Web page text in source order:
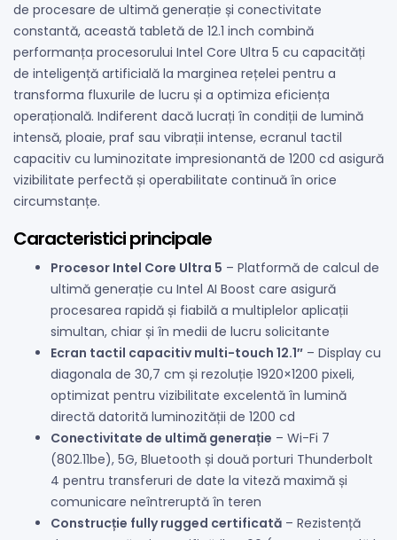
de procesare de ultimă generație și conectivitate
constantă, această tabletă de 12.1 inch combină
performanța procesorului Intel Core Ultra 5 cu capacități
de inteligență artificială la marginea rețelei pentru a
transforma fluxurile de lucru și a optimiza eficiența
operațională. Indiferent dacă lucrați în condiții de lumină
intensă, ploaie, praf sau vibrații intense, ecranul tactil
capacitiv cu luminozitate impresionantă de 1200 cd asigură
vizibilitate perfectă și operabilitate continuă în orice
circumstanțe.
Caracteristici principale
Procesor Intel Core Ultra 5 – Platformă de calcul de
ultimă generație cu Intel AI Boost care asigură
procesarea rapidă și fiabilă a multiplelor aplicații
simultan, chiar și în medii de lucru solicitante
Ecran tactil capacitiv multi-touch 12.1″ – Display cu
diagonala de 30,7 cm și rezoluție 1920×1200 pixeli,
optimizat pentru vizibilitate excelentă în lumină
directă datorită luminozității de 1200 cd
Conectivitate de ultimă generație – Wi-Fi 7
(802.11be), 5G, Bluetooth și două porturi Thunderbolt
4 pentru transferuri de date la viteză maximă și
comunicare neîntreruptă în teren
Construcție fully rugged certificată – Rezistență